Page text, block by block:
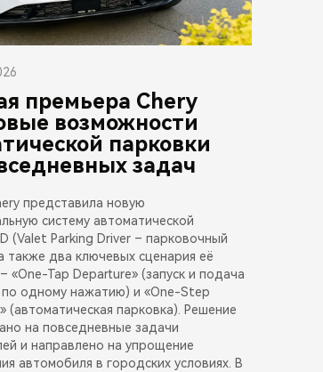
премьера Chery
возможности
парковки
задач
представила новую
систему автоматической
(Valet Parking Driver – парковочный
также два ключевых сценария её
«One-Tap Departure» (запуск и подача
одному нажатию) и «One-Step
(автоматическая парковка). Решение
на повседневные задачи
и направлено на упрощение
автомобиля в городских условиях. В